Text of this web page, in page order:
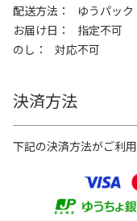
配送方法
ゆうパック
お届け日
指定不可
のし
対応不可
決済方法
下記の決済方法がご利用